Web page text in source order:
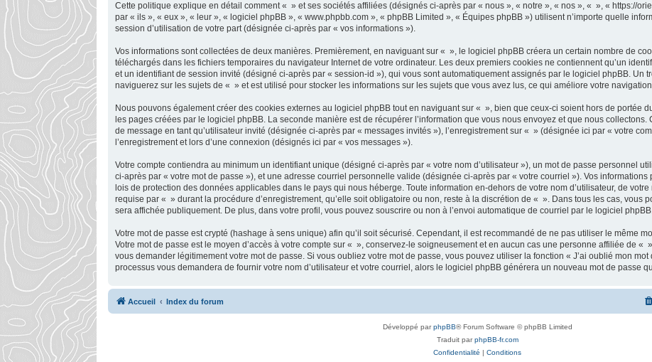
Cette politique explique en détail comment « » et ses sociétés affiliées (désignés ci-après par « nous », « notre », « nos », « », « https://
par « ils », « eux », « leur », « logiciel phpBB », « www.phpbb.com », « phpBB Limited », « Équipes phpBB ») utilisent n’importe quelle
session d’utilisation de votre part (désignée ci-après par « vos informations »).
Vos informations sont collectées de deux manières. Premièrement, en naviguant sur « », le logiciel phpBB créera un certain nombre de
téléchargés dans les fichiers temporaires du navigateur Internet de votre ordinateur. Les deux premiers cookies ne contiennent qu’un
et un identifiant de session invité (désigné ci-après par « session-id »), qui vous sont automatiquement assignés par le logiciel phpBB. Un
naviguerez sur les sujets de « » et est utilisé pour stocker les informations sur les sujets que vous avez lus, ce qui améliore votre
Nous pouvons également créer des cookies externes au logiciel phpBB tout en naviguant sur « », bien que ceux-ci soient hors de portée
les pages créées par le logiciel phpBB. La seconde manière est de récupérer l’information que vous nous envoyez et que nous collectons.
de message en tant qu’utilisateur invité (désignée ci-après par « messages invités »), l’enregistrement sur « » (désignée ici par « votre
l’enregistrement et lors d’une connexion (désignés ici par « vos messages »).
Votre compte contiendra au minimum un identifiant unique (désigné ci-après par « votre nom d’utilisateur »), un mot de passe personnel
ci-après par « votre mot de passe »), et une adresse courriel personnelle valide (désignée ci-après par « votre courriel »). Vos
lois de protection des données applicables dans le pays qui nous héberge. Toute information en-dehors de votre nom d’utilisateur, de
requise par « » durant la procédure d’enregistrement, qu’elle soit obligatoire ou non, reste à la discrétion de « ». Dans tous les cas, vous
sera affichée publiquement. De plus, dans votre profil, vous pouvez souscrire ou non à l’envoi automatique de courriel par le logiciel
Votre mot de passe est crypté (hashage à sens unique) afin qu’il soit sécurisé. Cependant, il est recommandé de ne pas utiliser le même
Votre mot de passe est le moyen d’accès à votre compte sur « », conservez-le soigneusement et en aucun cas une personne affiliée de «
vous demander légitimement votre mot de passe. Si vous oubliez votre mot de passe, vous pouvez utiliser la fonction « J’ai oublié mon
processus vous demandera de fournir votre nom d’utilisateur et votre courriel, alors le logiciel phpBB générera un nouveau mot de passe
Accueil Index du forum
Développé parphpBB® Forum Software © phpBB Limited
Traduit parphpBB-fr.com
Confidentialité | Conditions